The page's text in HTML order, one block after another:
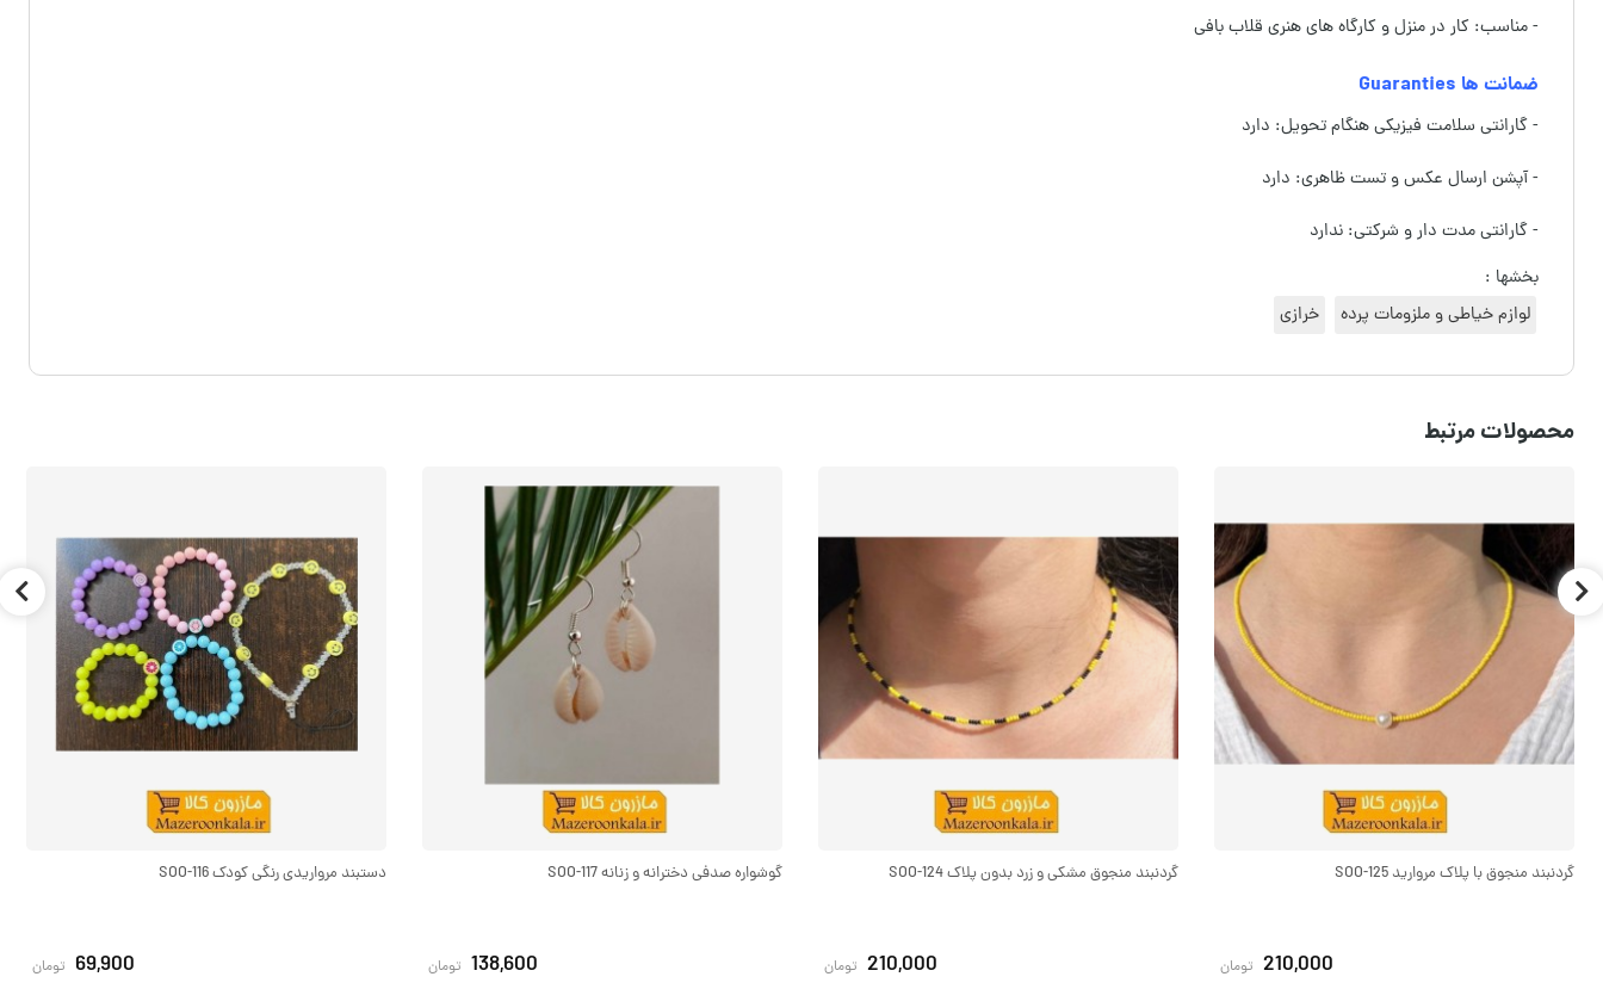
- مناسب: کار در منزل و کارگاه های هنری قلاب بافی
ضمانت ها Guaranties
- گارانتی سلامت فیزیکی هنگام تحویل: دارد
- آپشن ارسال عکس و تست ظاهری: دارد
- گارانتی مدت دار و شرکتی: ندارد
بخشها :
لوازم خیاطی و ملزومات پرده
خرازی
محصولات مرتبط
گردنبند منجوق با پلاک مروارید SOO-125
210,000 تومان
گردنبند منجوق مشکی و زرد بدون پلاک SOO-124
210,000 تومان
گوشواره صدفی دخترانه و زنانه SOO-117
138,600 تومان
دستبند مرواریدی رنگی کودک SOO-116
69,900 تومان